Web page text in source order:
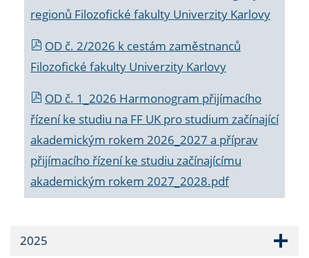
regionů Filozofické fakulty Univerzity Karlovy
OD č. 2/2026 k cestám zaměstnanců
Filozofické fakulty Univerzity Karlovy
OD č. 1_2026 Harmonogram přijímacího
řízení ke studiu na FF UK pro studium začínající
akademickým rokem 2026_2027 a příprav
přijímacího řízení ke studiu začínajícímu
akademickým rokem 2027_2028.pdf
2025